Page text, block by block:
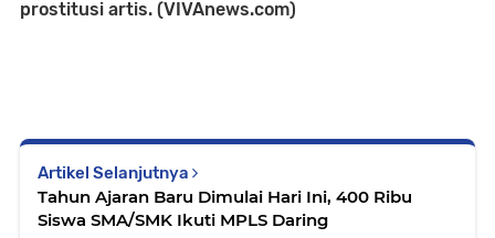
prostitusi artis. (VIVAnews.com)
Artikel Selanjutnya
Tahun Ajaran Baru Dimulai Hari Ini, 400 Ribu
Siswa SMA/SMK Ikuti MPLS Daring